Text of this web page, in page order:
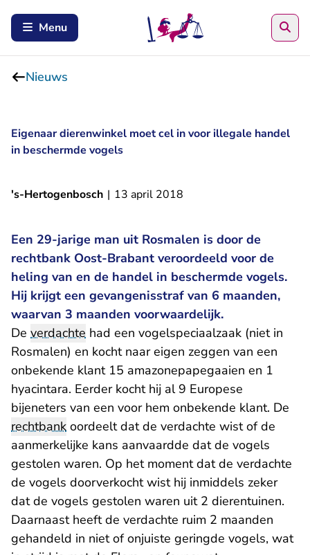
Menu
Nieuws
Eigenaar dierenwinkel moet cel in voor illegale handel
in beschermde vogels
's-Hertogenbosch | 13 april 2018
Een 29-jarige man uit Rosmalen is door de
rechtbank Oost-Brabant veroordeeld voor de
heling van en de handel in beschermde vogels.
Hij krijgt een gevangenisstraf van 6 maanden,
waarvan 3 maanden voorwaardelijk.
De verdachte had een vogelspeciaalzaak (niet in
Rosmalen) en kocht naar eigen zeggen van een
onbekende klant 15 amazonepapegaaien en 1
hyacintara. Eerder kocht hij al 9 Europese
bijeneters van een voor hem onbekende klant. De
rechtbank oordeelt dat de verdachte wist of de
aanmerkelijke kans aanvaardde dat de vogels
gestolen waren. Op het moment dat de verdachte
de vogels doorverkocht wist hij inmiddels zeker
dat de vogels gestolen waren uit 2 dierentuinen.
Daarnaast heeft de verdachte ruim 2 maanden
gehandeld in niet of onjuiste geringde vogels, wat